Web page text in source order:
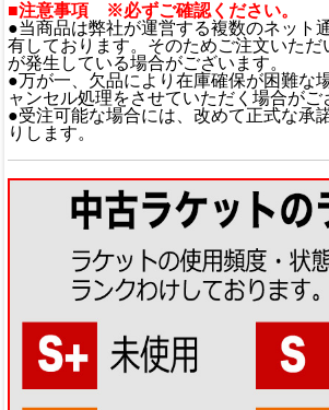
■注意事項 ※必ずご確認ください。
●当商品は弊社が運営する複数のネット
有しております。そのためご注文いただ
が発生している場合がございます。
●万が一、欠品により在庫確保が困難な
ャンセル処理をさせていただく場合がご
●受注可能な場合には、改めて正式な承
りします。